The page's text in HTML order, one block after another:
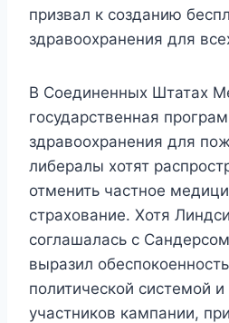
призвал к созданию
здравоохранения для
В Соединенных Штатах
государственная
здравоохранения для
либералы хотят
отменить частное
страхование. Хотя
соглашалась с
выразил
политической системой
участников кампании,